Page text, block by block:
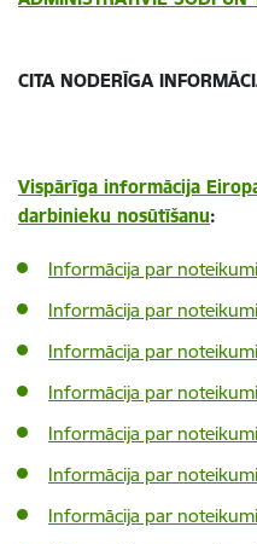
CITA NODERĪGA
Vispārīga informācija
darbinieku nosūtīšanu:
Informācija par
Informācija par
Informācija par
Informācija par
Informācija par
Informācija par
Informācija par